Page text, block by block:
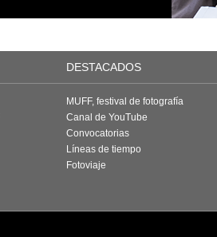
DESTACADOS
MUFF, festival de fotografía
Canal de YouTube
Convocatorias
Líneas de tiempo
Fotoviaje